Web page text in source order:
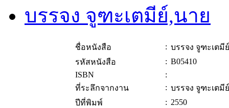
บรรจง จูฑะเตมีย์,นาย
ชื่อหนังสือ : บรรจง จูฑะเตมี
รหัสหนังสือ
: B05410
ISBN
:
ที่ระลึกจากงาน
: บรรจง จูฑะเตมี
ปีที่พิมพ์
: 2550